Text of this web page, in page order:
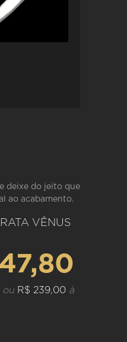
deixe do jeito que
ao acabamento.
VÊNUS
ou R$ 239,00 à